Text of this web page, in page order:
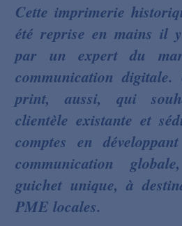
Cette imprimerie
été reprise en mains il
par un expert du
communication
print, aussi, qui
clientèle existante et
comptes en
communication
guichet unique, à
PME locales.